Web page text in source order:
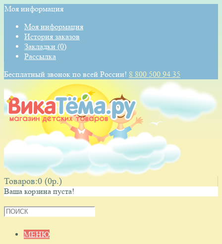
Моя информация
Моя информация
История заказов
Закладки (0)
Рассылка
Бесплатный звонок по всей России! 8 800 500 94 35
Товаров:0 (0p.)
Ваша корзина пуста!
МЕНЮ